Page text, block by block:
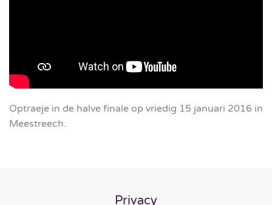
Optraeje in de halve finale op vriedig 15 januari 2016 in
Meestreech.
Privacy